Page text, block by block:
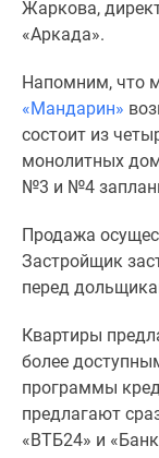
Петербурга
новостроек
Семейная
ипотека
Аналитика
рынка
новостроек
комнатные
застройщиком
Мнение
эксперта
Студии
Ипотечный
Жаркова,
«Аркада».
Напомним, что
«Мандарин»
состоит из
монолитных
№3 и №4
Продажа
Застройщик
перед
Квартиры
более
программы
предлагают
«ВТБ24» и